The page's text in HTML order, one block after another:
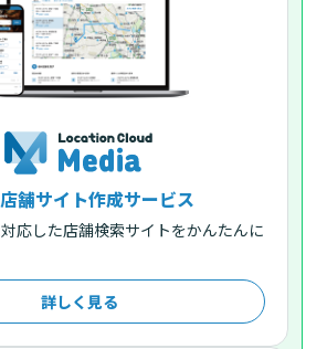
舗サイト作成サービス
応した店舗検索サイトをかんたんに
詳しく見る